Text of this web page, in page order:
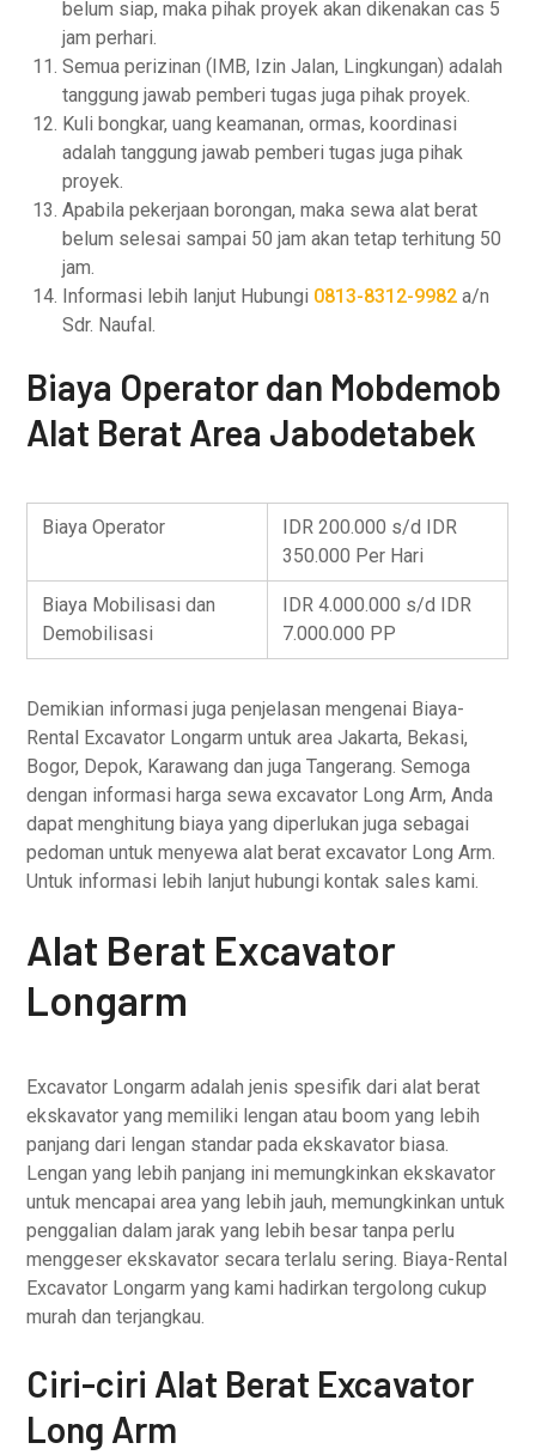
belum siap, maka pihak proyek akan dikenakan cas 5
jam perhari.
Semua perizinan (IMB, Izin Jalan, Lingkungan) adalah
tanggung jawab pemberi tugas juga pihak proyek.
Kuli bongkar, uang keamanan, ormas, koordinasi
adalah tanggung jawab pemberi tugas juga pihak
proyek.
Apabila pekerjaan borongan, maka sewa alat berat
belum selesai sampai 50 jam akan tetap terhitung 50
jam.
Informasi lebih lanjut Hubungi 0813-8312-9982 a/n
Sdr. Naufal.
Biaya Operator dan Mobdemob
Alat Berat Area Jabodetabek
Biaya Operator
IDR 200.000 s/d IDR
350.000 Per Hari
Biaya Mobilisasi dan
Demobilisasi
IDR 4.000.000 s/d IDR
7.000.000 PP
Demikian informasi juga penjelasan mengenai Biaya-
Rental Excavator Longarm untuk area Jakarta, Bekasi,
Bogor, Depok, Karawang dan juga Tangerang. Semoga
dengan informasi harga sewa excavator Long Arm, Anda
dapat menghitung biaya yang diperlukan juga sebagai
pedoman untuk menyewa alat berat excavator Long Arm.
Untuk informasi lebih lanjut hubungi kontak sales kami.
Alat Berat Excavator
Longarm
Excavator Longarm adalah jenis spesifik dari alat berat
ekskavator yang memiliki lengan atau boom yang lebih
panjang dari lengan standar pada ekskavator biasa.
Lengan yang lebih panjang ini memungkinkan ekskavator
untuk mencapai area yang lebih jauh, memungkinkan untuk
penggalian dalam jarak yang lebih besar tanpa perlu
menggeser ekskavator secara terlalu sering. Biaya-Rental
Excavator Longarm yang kami hadirkan tergolong cukup
murah dan terjangkau.
Ciri-ciri Alat Berat Excavator
Long Arm